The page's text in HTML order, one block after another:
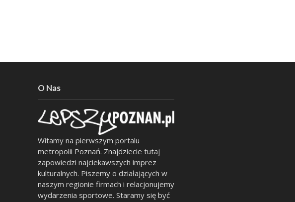
O Nas
Witamy na pierwszym portalu
metropolii Poznań. Znajdziecie tutaj
zapowiedzi najciekawszych imprez
kulturalnych. Piszemy o działających w
naszym regionie firmach i relacjonujemy
wydarzenia sportowe. Staramy się być